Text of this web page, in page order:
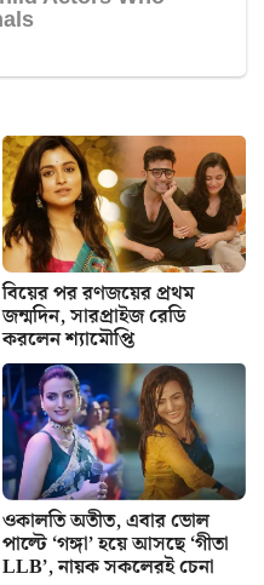
বিয়ের পর রণজয়ের প্রথম
জন্মদিন, সারপ্রাইজ রেডি
করলেন শ্যামৌপ্তি
ওকালতি অতীত, এবার ভোল
পাল্টে ‘গঙ্গা’ হয়ে আসছে ‘গীতা
LLB’, নায়ক সকলেরই চেনা